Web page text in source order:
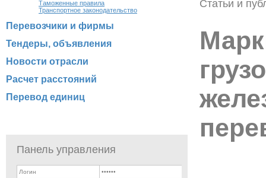
Таможенные правила
Транспортное законодательство
Перевозчики и фирмы
Тендеры, объявления
Новости отрасли
Расчет расстояний
Перевод единиц
Панель управления
Статьи и